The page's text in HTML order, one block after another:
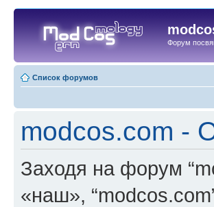
Форум
Список форумов
modcos.com -
Заходя на форум
«наш»,